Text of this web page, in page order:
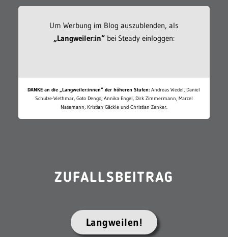
Um Werbung im Blog auszublenden, als
„Langweiler:in“bei Steady einloggen:
DANKE an die „Langweiler:innen“ der höheren Stufen: Andreas Wedel, Daniel
Schulze-Wethmar, Goto Dengo, Annika Engel, Dirk Zimmermann, Marcel
Nasemann, Kristian Gäckle und Christian Zenker.
ZUFALLSBEITRAG
Langweilen!